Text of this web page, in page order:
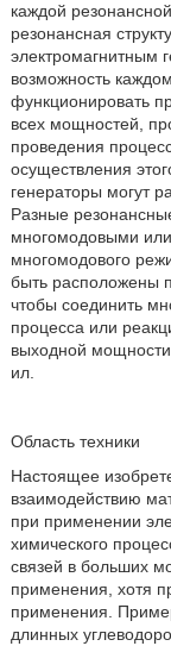
каждой
резонансная
электромагнитным
возможность
функционировать
всех мощностей,
проведения
осуществления
генераторы могут
Разные
многомодовыми
многомодового
быть расположены
чтобы соединить
процесса или
выходной
ил.
Область техники
Настоящее
взаимодействию
при применении
химического
связей в больших
применения, хотя
применения.
длинных